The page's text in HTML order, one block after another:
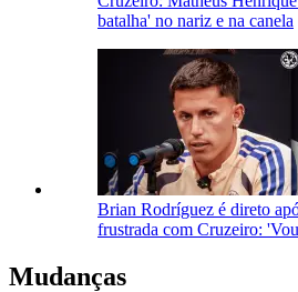
batalha' no nariz e na canela
Brian Rodríguez é direto
frustrada com Cruzeiro:
Mudanças